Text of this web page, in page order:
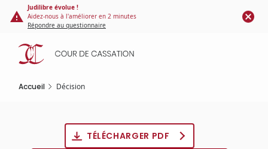
Panneau de gestion des cookies
contenu
principal
Judilibre évolue !
Aidez-nous à l'améliorer en 2 minutes
Répondre au questionnaire
Accueil Décision
TÉLÉCHARGER PDF